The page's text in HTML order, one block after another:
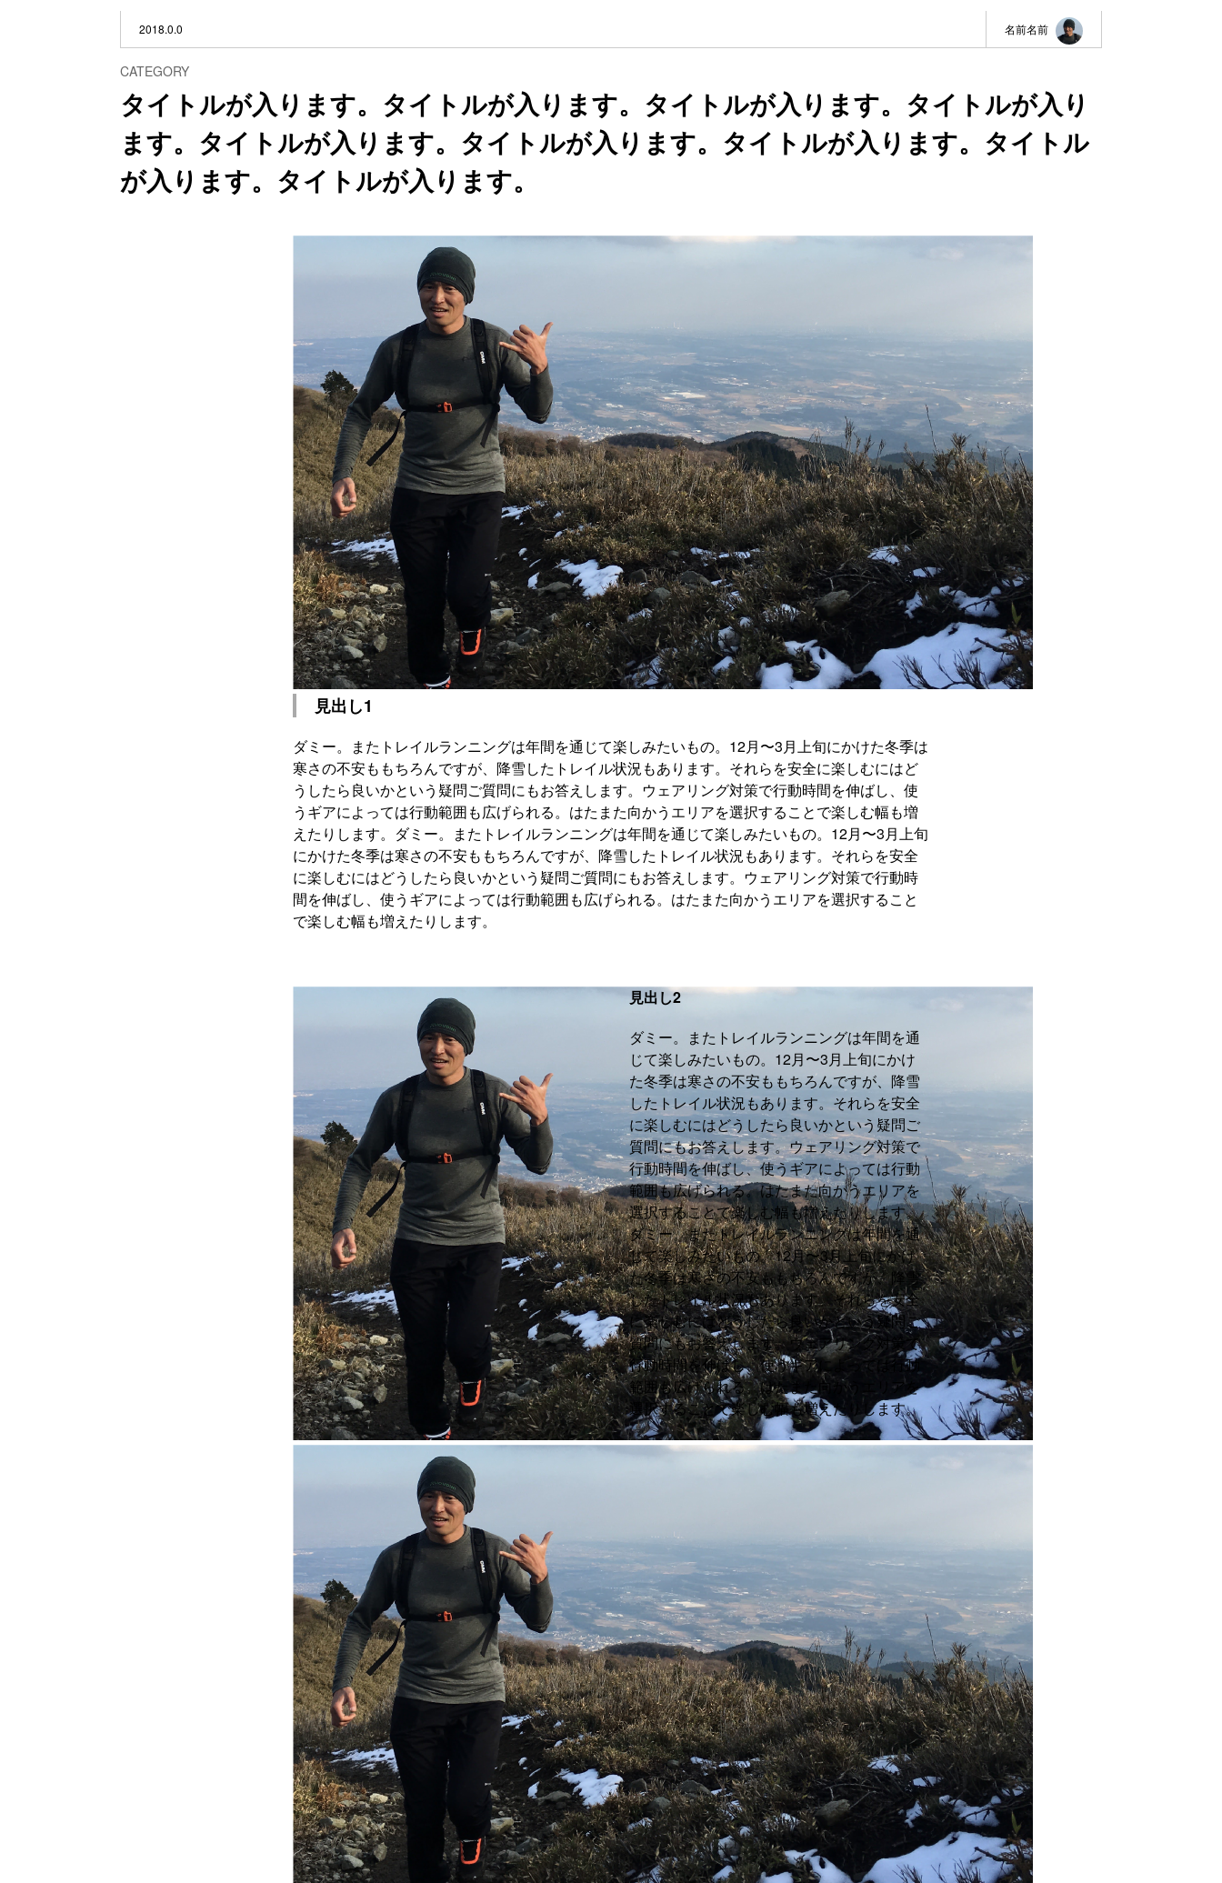
2018.0.0 名前名前
CATEGORY
タイトルが入ります。タイトルが入ります。タイトルが入ります。タイトルが入り
ます。タイトルが入ります。タイトルが入ります。タイトルが入ります。タイトル
が入ります。タイトルが入ります。
見出し1
ダミー。またトレイルランニングは年間を通じて楽しみたいもの。12月〜3月上旬にかけた冬季は
寒さの不安ももちろんですが、降雪したトレイル状況もあります。それらを安全に楽しむにはど
うしたら良いかという疑問ご質問にもお答えします。ウェアリング対策で行動時間を伸ばし、使
うギアによっては行動範囲も広げられる。はたまた向かうエリアを選択することで楽しむ幅も増
えたりします。ダミー。またトレイルランニングは年間を通じて楽しみたいもの。12月〜3月上旬
にかけた冬季は寒さの不安ももちろんですが、降雪したトレイル状況もあります。それらを安全
に楽しむにはどうしたら良いかという疑問ご質問にもお答えします。ウェアリング対策で行動時
間を伸ばし、使うギアによっては行動範囲も広げられる。はたまた向かうエリアを選択すること
で楽しむ幅も増えたりします。
見出し2
ダミー。またトレイルランニングは年間を通
じて楽しみたいもの。12月〜3月上旬にかけ
た冬季は寒さの不安ももちろんですが、降雪
したトレイル状況もあります。それらを安全
に楽しむにはどうしたら良いかという疑問ご
質問にもお答えします。ウェアリング対策で
行動時間を伸ばし、使うギアによっては行動
範囲も広げられる。はたまた向かうエリアを
選択することで楽しむ幅も増えたりします。
ダミー。またトレイルランニングは年間を通
じて楽しみたいもの。12月〜3月上旬にかけ
た冬季は寒さの不安ももちろんですが、降雪
したトレイル状況もあります。それらを安全
に楽しむにはどうしたら良いかという疑問ご
質問にもお答えします。ウェアリング対策で
行動時間を伸ばし、使うギアによっては行動
範囲も広げられる。はたまた向かうエリアを
選択することで楽しむ幅も増えたりします。